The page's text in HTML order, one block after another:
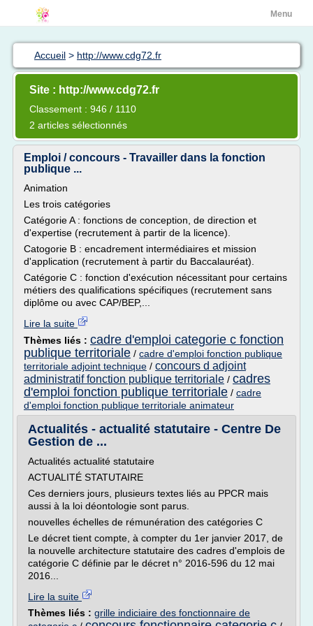
Menu
Accueil > http://www.cdg72.fr
Site : http://www.cdg72.fr
Classement : 946 / 1110
2 articles sélectionnés
Emploi / concours - Travailler dans la fonction
publique ...
Animation
Les trois catégories
Catégorie A : fonctions de conception, de direction et
d'expertise (recrutement à partir de la licence).
Catogorie B : encadrement intermédiaires et mission
d'application (recrutement à partir du Baccalauréat).
Catégorie C : fonction d'exécution nécessitant pour certains
métiers des qualifications spécifiques (recrutement sans
diplôme ou avec CAP/BEP,...
Lire la suite
Thèmes liés : cadre d'emploi categorie c fonction
publique territoriale / cadre d'emploi fonction publique
territoriale adjoint technique / concours d adjoint
administratif fonction publique territoriale / cadres
d'emploi fonction publique territoriale / cadre
d'emploi fonction publique territoriale animateur
Actualités - actualité statutaire - Centre De
Gestion de ...
Actualités actualité statutaire
ACTUALITÉ STATUTAIRE
Ces derniers jours, plusieurs textes liés au PPCR mais
aussi à la loi déontologie sont parus.
nouvelles échelles de rémunération des catégories C
Le décret tient compte, à compter du 1er janvier 2017, de
la nouvelle architecture statutaire des cadres d'emplois de
catégorie C définie par le décret n° 2016-596 du 12 mai
2016...
Lire la suite
Thèmes liés : grille indiciaire des fonctionnaire de